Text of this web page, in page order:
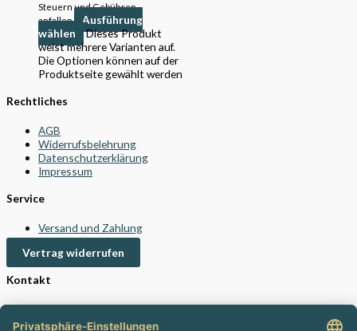
Steuern und Gebühren
anfallen.
Ausführung
wählen
Dieses Produkt
weist mehrere Varianten auf.
Die Optionen können auf der
Produktseite gewählt werden
Rechtliches
AGB
Widerrufsbelehrung
Datenschutzerklärung
Impressum
Service
Versand und Zahlung
Vertrag widerrufen
Kontakt
24/7 Support
info@steckdoo.de